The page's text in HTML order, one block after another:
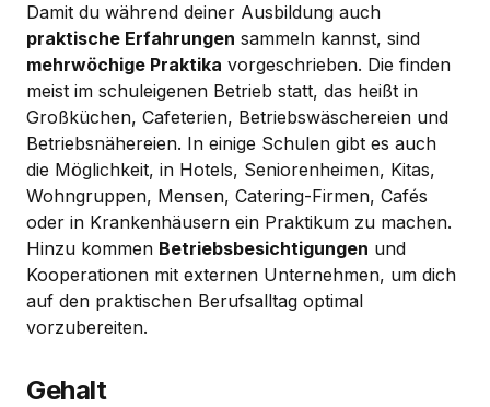
Damit du während deiner Ausbildung auch
praktische Erfahrungen sammeln kannst, sind
mehrwöchige Praktika vorgeschrieben. Die finden
meist im schuleigenen Betrieb statt, das heißt in
Großküchen, Cafeterien, Betriebswäschereien und
Betriebsnähereien. In einige Schulen gibt es auch
die Möglichkeit, in Hotels, Seniorenheimen, Kitas,
Wohngruppen, Mensen, Catering-Firmen, Cafés
oder in Krankenhäusern ein Praktikum zu machen.
Hinzu kommen Betriebsbesichtigungen und
Kooperationen mit externen Unternehmen, um dich
auf den praktischen Berufsalltag optimal
vorzubereiten.
Gehalt